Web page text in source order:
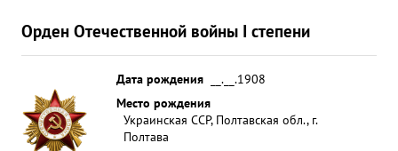
Орден Отечественной войны I степени
Дата рождения
__.__.1908
Место рождения
Украинская ССР, Полтавская обл., г.
Полтава